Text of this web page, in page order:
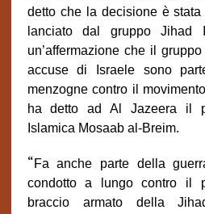
detto che la decisione è
lanciato dal gruppo Jihad
un’affermazione che il
accuse di Israele sono
menzogne contro il
ha detto ad Al Jazeera il
Islamica Mosaab al-Breim.
“Fa anche parte della
condotto a lungo contro il
braccio armato della